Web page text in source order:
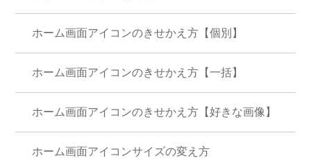
ホーム画面アイコンのきせかえ方【個別】
ホーム画面アイコンのきせかえ方【一括】
ホーム画面アイコンのきせかえ方【好きな画像】
ホーム画面アイコンサイズの変え方